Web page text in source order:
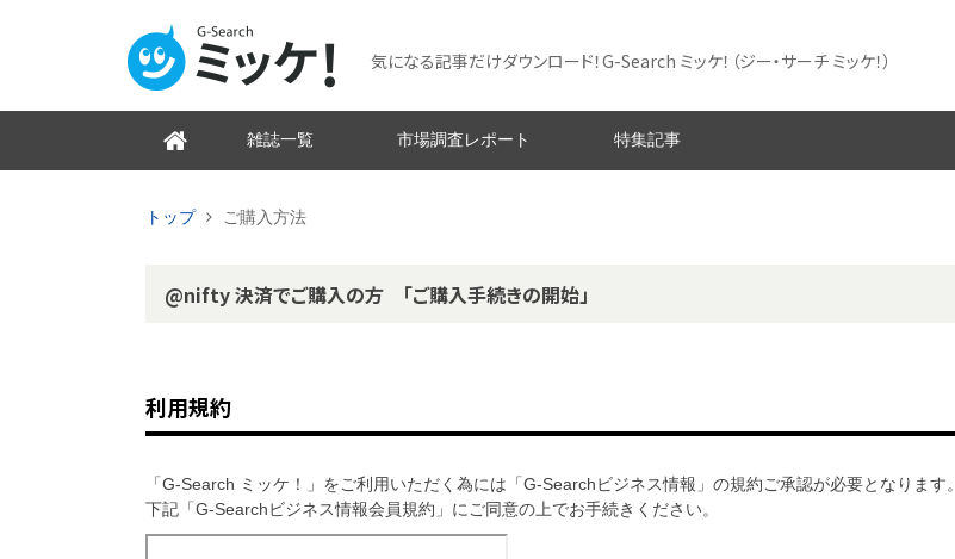
気になる記事だけダウンロード！G-Search ミッケ！ （ジー・サーチ ミッケ！）
雑誌一覧 市場調査レポート 特集記事
トップ ご購入方法
@nifty 決済でご購入の方 「ご購入手続きの開始」
利用規約
「G-Search ミッケ！」をご利用いただく為には「G-Searchビジネス情報」の規約ご承認が必要となります。
下記「G-Searchビジネス情報会員規約」にご同意の上でお手続きください。